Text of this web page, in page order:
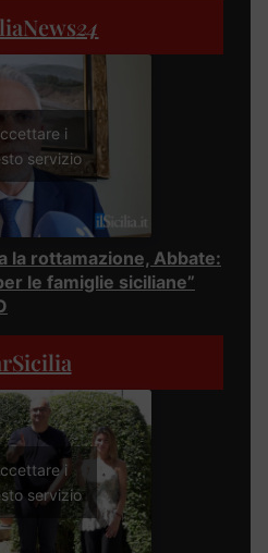
24
i
servizio
la rottamazione, Abbate:
le famiglie siciliane”
i
servizio